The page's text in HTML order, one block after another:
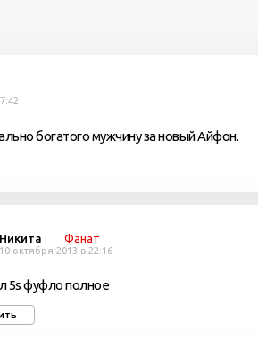
богатого мужчину за новый Айфон.
Никита Фанат
10 октября 2013 в 22:16
5s фуфло полное